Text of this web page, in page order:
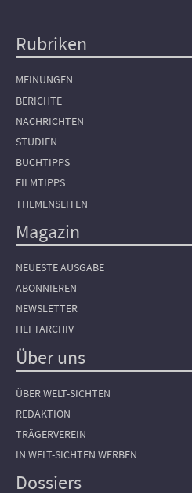
Hauptnavigation
Rubriken
MEINUNGEN
BERICHTE
NACHRICHTEN
STUDIEN
BUCHTIPPS
FILMTIPPS
THEMENSEITEN
Magazin
NEUESTE AUSGABE
ABONNIEREN
NEWSLETTER
HEFTARCHIV
Über uns
ÜBER WELT-SICHTEN
REDAKTION
TRÄGERVEREIN
IN WELT-SICHTEN WERBEN
Dossiers